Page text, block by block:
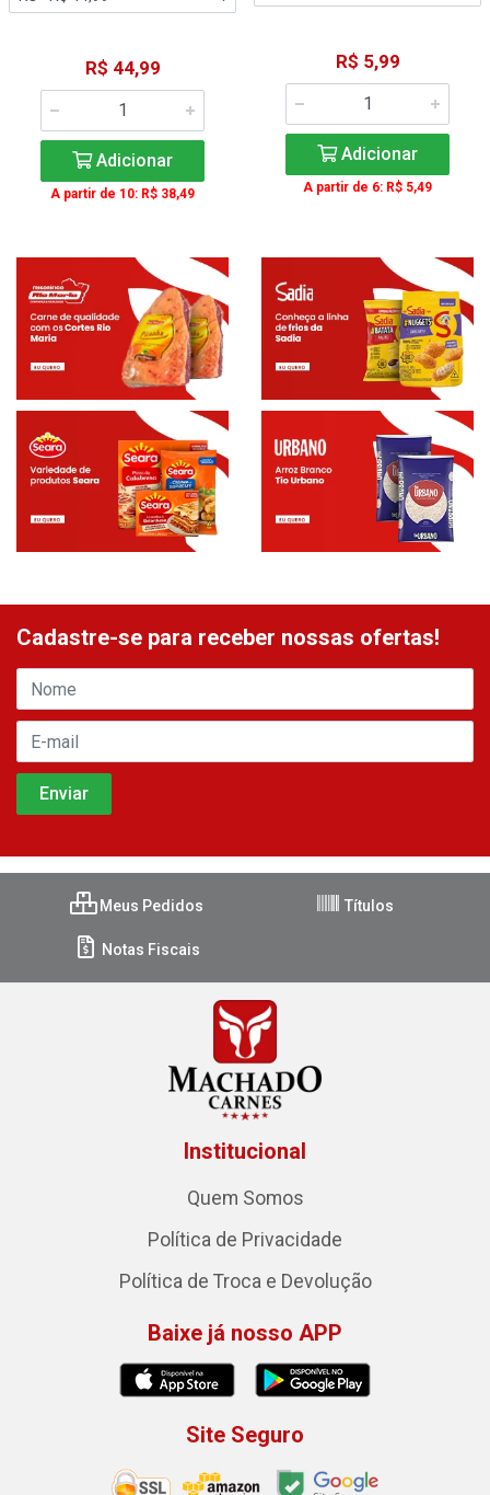
R$ 44,99
Adicionar
A partir de 10: R$ 38,49
R$ 5,99
Adicionar
A partir de 6: R$ 5,49
Cadastre-se para receber nossas ofertas!
Meus Pedidos Títulos
Notas Fiscais
Institucional
Quem Somos
Política de Privacidade
Política de Troca e Devolução
Baixe já nosso APP
Site Seguro